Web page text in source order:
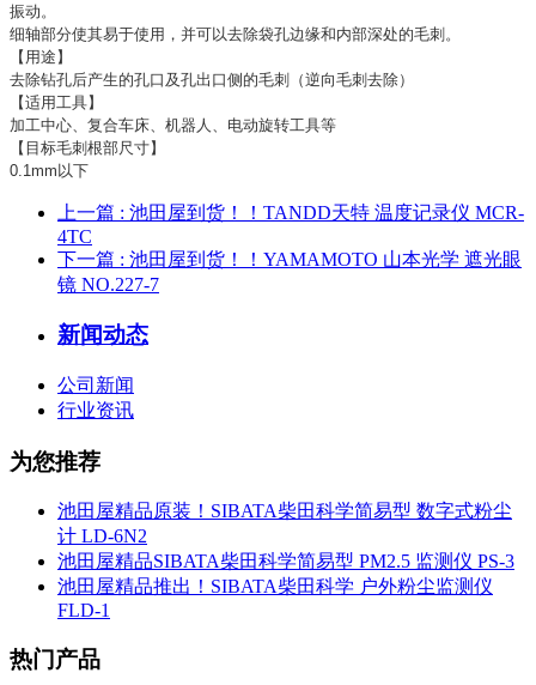
振动。
细轴部分使其易于使用，并可以去除袋孔边缘和内部深处的毛刺。
【用途】
去除钻孔后产生的孔口及孔出口侧的毛刺（逆向毛刺去除）
【适用工具】
加工中心、复合车床、机器人、电动旋转工具等
【目标毛刺根部尺寸】
0.1mm以下
上一篇 : 池田屋到货！！TANDD天特 温度记录仪 MCR-
4TC
下一篇 : 池田屋到货！！YAMAMOTO 山本光学 遮光眼
镜 NO.227-7
新闻动态
公司新闻
行业资讯
为您推荐
池田屋精品原装！SIBATA柴田科学简易型 数字式粉尘
计 LD-6N2
池田屋精品SIBATA柴田科学简易型 PM2.5 监测仪 PS-3
池田屋精品推出！SIBATA柴田科学 户外粉尘监测仪
FLD-1
热门产品